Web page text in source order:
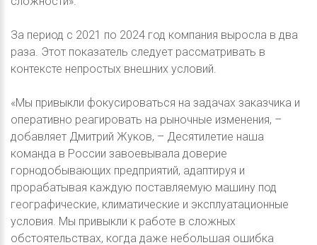
За период с 2021 по 2024 год компания выросла в два
раза. Этот показатель следует рассматривать в
контексте непростых внешних условий.
«Мы привыкли фокусироваться на задачах заказчика и
оперативно реагировать на рыночные изменения, –
добавляет Дмитрий Жуков, – Десятилетие наша
команда в России завоевывала доверие
горнодобывающих предприятий, адаптируя и
прорабатывая каждую поставляемую машину под
географические, климатические и эксплуатационные
условия. Мы привыкли к работе в сложных
обстоятельствах, когда даже небольшая ошибка